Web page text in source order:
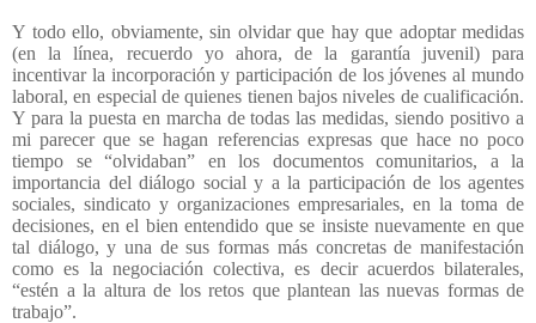
Y todo ello, obviamente, sin olvidar que hay que adoptar medidas
(en la línea, recuerdo yo ahora, de la garantía juvenil) para
incentivar la incorporación y participación de los jóvenes al mundo
laboral, en especial de quienes tienen bajos niveles de cualificación.
Y para la puesta en marcha de todas las medidas, siendo positivo a
mi parecer que se hagan referencias expresas que hace no poco
tiempo se “olvidaban” en los documentos comunitarios, a la
importancia del diálogo social y a la participación de los agentes
sociales, sindicato y organizaciones empresariales, en la toma de
decisiones, en el bien entendido que se insiste nuevamente en que
tal diálogo, y una de sus formas más concretas de manifestación
como es la negociación colectiva, es decir acuerdos bilaterales,
“estén a la altura de los retos que plantean las nuevas formas de
trabajo”.